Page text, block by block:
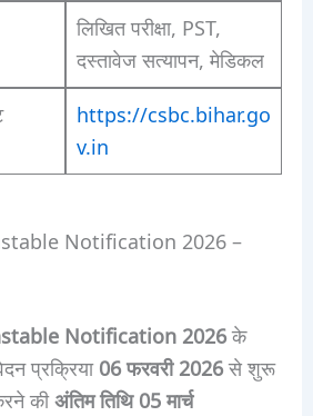
लिखित परीक्षा, PST,
दस्तावेज सत्यापन, मेडिकल
https://csbc.bihar.go
v.in
Notification 2026 –
Notification 2026के
प्रक्रिया06 फरवरी 2026से शुरू
कीअंतिम तिथि 05 मार्च